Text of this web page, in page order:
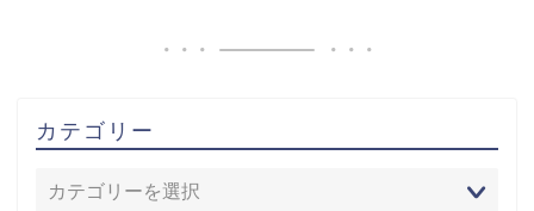
カテゴリー